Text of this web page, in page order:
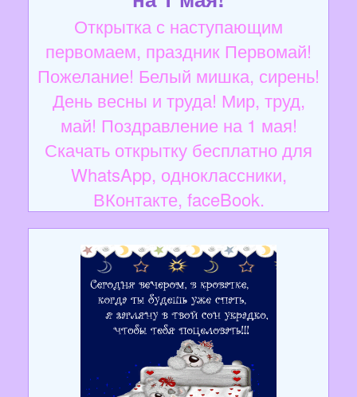
Открытка с наступающим
первомаем, праздник Первомай!
Пожелание! Белый мишка, сирень!
День весны и труда! Мир, труд,
май! Поздравление на 1 мая!
Скачать открытку бесплатно для
WhatsApp, одноклассники,
ВКонтакте, faceBook.